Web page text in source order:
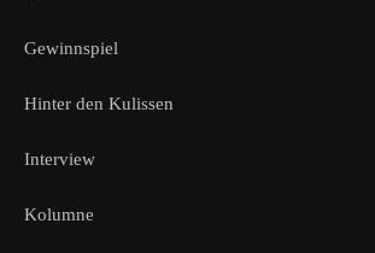
Gewinnspiel
Hinter den Kulissen
Interview
Kolumne